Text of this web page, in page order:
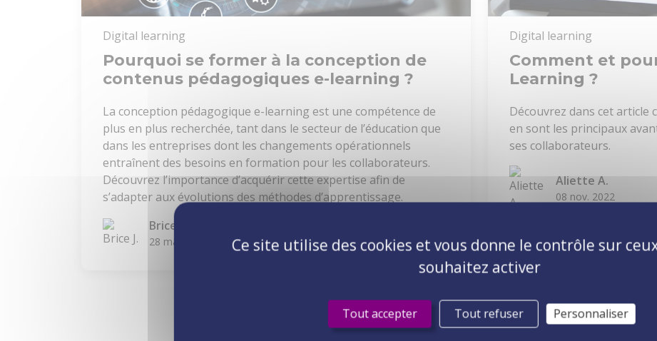
Digital learning
Pourquoi se former à la conception de
contenus pédagogiques e-learning ?
La conception pédagogique e-learning est une compétence de
plus en plus recherchée, tant dans le secteur de l’éducation que
dans les entreprises dont les changements opérationnels
entraînent des besoins en formation pour les collaborateurs.
Découvrez l’importance d’acquérir cette expertise afin de
s’adapter aux évolutions des méthodes d’apprentissage.
Brice J.
28 mars 2023
Digital learning
Comment et
Learning ?
Découvrez dans cet article
en sont les principaux
ses collaborateurs.
Aliette A.
08 nov. 2022
1 5 6 7 8
Ce site utilise des cookies et vous donne le contrôle sur
souhaitez activer
Tout accepter Tout refuser Personnaliser